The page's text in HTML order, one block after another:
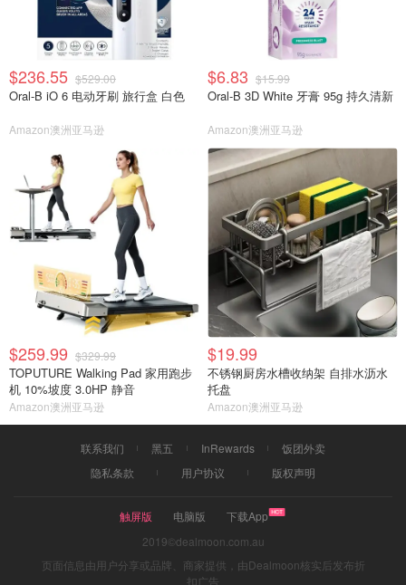
$236.55 $529.00
Oral-B iO 6 电动牙刷 旅行盒 白色
Amazon澳洲亚马逊
$6.83 $15.99
Oral-B 3D White 牙膏 95g 持久清新
Amazon澳洲亚马逊
$259.99 $329.99
TOPUTURE Walking Pad 家用跑步
机 10%坡度 3.0HP 静音
Amazon澳洲亚马逊
$19.99
不锈钢厨房水槽收纳架 自排水沥水
托盘
Amazon澳洲亚马逊
联系我们 黑五 InRewards
饭团外卖
隐私条款
用户协议 版权声明
触屏版 电脑版
下载App
2019©dealmoon.com.au
页面信息由用户分享或品牌、商家提供，由Dealmoon核实后发布折
扣广告